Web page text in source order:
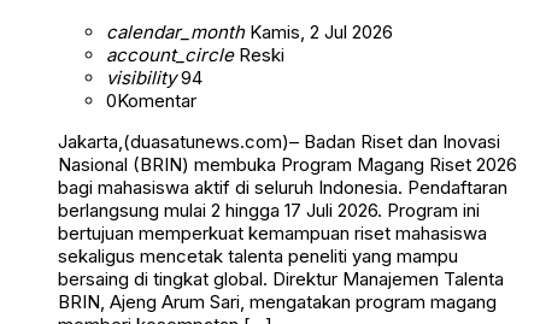
calendar_monthKamis, 2 Jul 2026
account_circleReski
visibility94
0Komentar
Jakarta,(duasatunews.com)– Badan Riset dan Inovasi
Nasional (BRIN) membuka Program Magang Riset 2026
bagi mahasiswa aktif di seluruh Indonesia. Pendaftaran
berlangsung mulai 2 hingga 17 Juli 2026. Program ini
bertujuan memperkuat kemampuan riset mahasiswa
sekaligus mencetak talenta peneliti yang mampu
bersaing di tingkat global. Direktur Manajemen Talenta
BRIN, Ajeng Arum Sari, mengatakan program magang